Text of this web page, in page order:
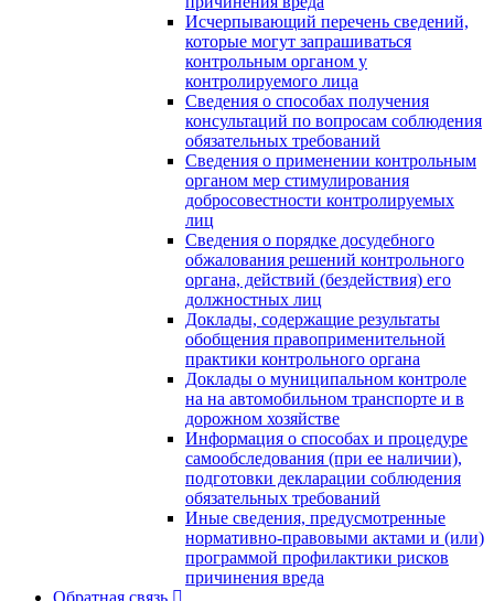
Исчерпывающий перечень сведений,
которые могут запрашиваться
контрольным органом у
контролируемого лица
Сведения о способах получения
консультаций по вопросам соблюдения
обязательных требований
Сведения о применении контрольным
органом мер стимулирования
добросовестности контролируемых
лиц
Сведения о порядке досудебного
обжалования решений контрольного
органа, действий (бездействия) его
должностных лиц
Доклады, содержащие результаты
обобщения правоприменительной
практики контрольного органа
Доклады о муниципальном контроле
на на автомобильном транспорте и в
дорожном хозяйстве
Информация о способах и процедуре
самообследования (при ее наличии),
подготовки декларации соблюдения
обязательных требований
Иные сведения, предусмотренные
нормативно-правовыми актами и (или)
программой профилактики рисков
причинения вреда
Обратная связь